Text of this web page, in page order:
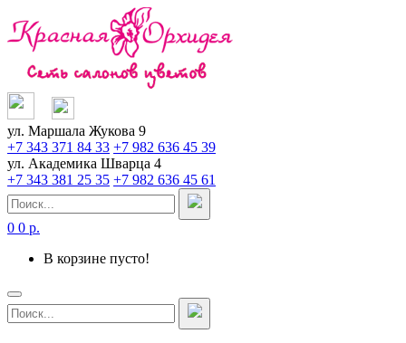
ул. Маршала Жукова 9
+7 343 371 84 33 +7 982 636 45 39
ул. Академика Шварца 4
+7 343 381 25 35 +7 982 636 45 61
0 0 р.
В корзине пусто!